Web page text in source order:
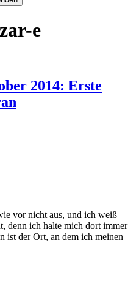
e
2014: Erste
vor nicht aus, und ich weiß
denn ich halte mich dort immer
ist der Ort, an dem ich meinen